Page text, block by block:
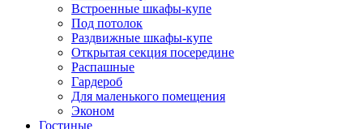
Встроенные шкафы-купе
Под потолок
Раздвижные шкафы-купе
Открытая секция посередине
Распашные
Гардероб
Для маленького помещения
Эконом
Гостиные